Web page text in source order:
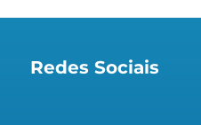
Redes Sociais